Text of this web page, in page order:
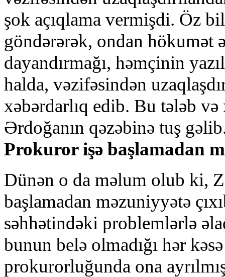
şok açıqlama vermişdi. Öz
göndərərək, ondan hökumət
dayandırmağı, həmçinin
halda, vəzifəsindən
xəbərdarlıq edib. Bu tələb
Ərdoğanın qəzəbinə tuş
Prokuror işə başlamadan
Dünən o da məlum olub ki,
başlamadan məzuniyyətə
səhhətindəki problemlərlə
bunun belə olmadığı hər
prokurorluğunda ona